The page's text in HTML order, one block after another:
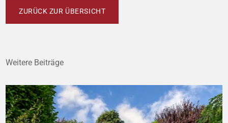
ZURÜCK ZUR ÜBERSICHT
Weitere Beiträge